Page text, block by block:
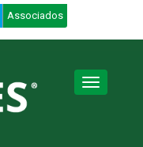
Associados
Toggle